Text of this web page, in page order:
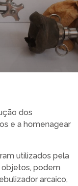
dos
e a homenagear
utilizados pela
podem
arcaico,